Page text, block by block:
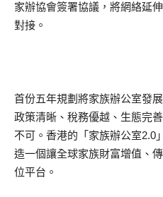
家辦協會簽署協議，將網絡延
對接。
首份五年規劃將家族辦公室發
政策清晰、稅務優越、生態完
不可。香港的「家族辦公室2.0
造一個讓全球家族財富增值、
位平台。